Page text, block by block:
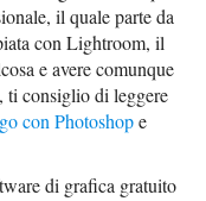
il quale parte da
con Lightroom, il
e avere comunque
ti consiglio di leggere
con Photoshope
di grafica gratuito